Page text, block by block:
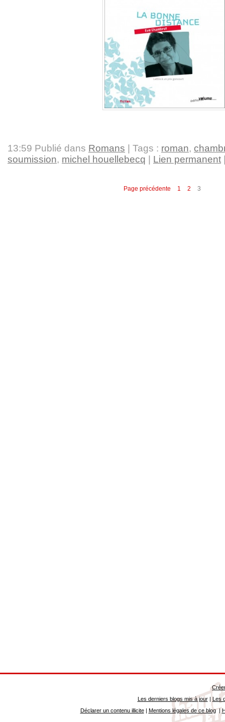
13:59 Publié dans Romans | Tags : roman,
soumission, michel houellebecq | Lien permanent
Page précédente 1 2 3
Les derniers blogs mis à jour| Les
Déclarer un contenu illicite| Mentions légales de ce blog|